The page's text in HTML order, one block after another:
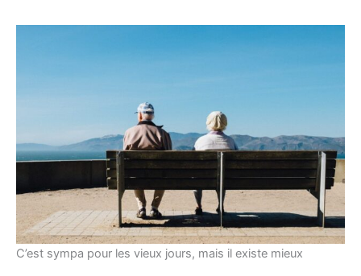
C’est sympa pour les vieux jours, mais il existe mieux